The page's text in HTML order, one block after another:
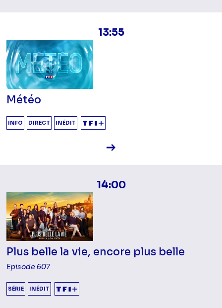
13:55
Météo
INFO DIRECT INÉDIT
Voir la fiche diffusion
14:00
Plus belle la vie, encore plus belle
Episode 607
SÉRIE INÉDIT